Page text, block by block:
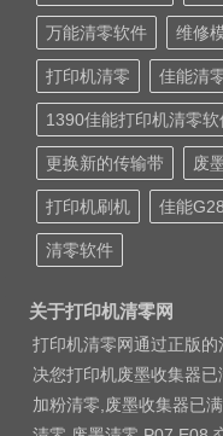
万能清零软件 维修
打印机清零 佳能清
1390佳能打印机清零软
更换新的传输带 废
打印机刷机 佳能
清零软件
关于打印机清零网
打印机清零网通过正版
决您打印机废墨收集器
加粉清零,废墨收集器已